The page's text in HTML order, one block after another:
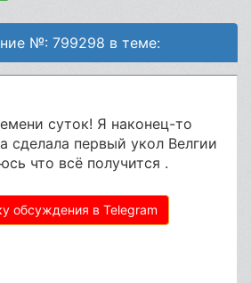
№: 799298 в теме:
суток! Я наконец-то
сделала первый укол Велгии
что всё получится .
обсуждения в Telegram